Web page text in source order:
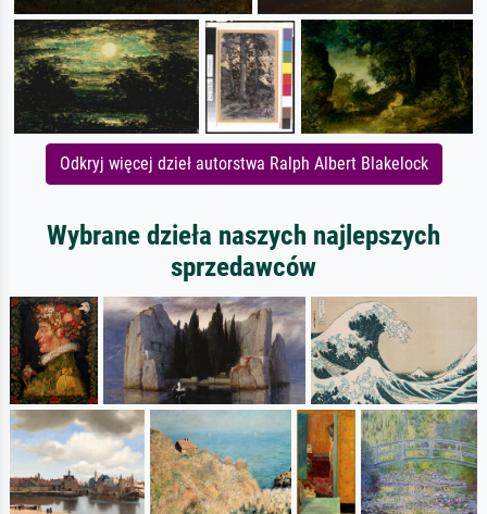
Odkryj więcej dzieł autorstwa Ralph Albert Blakelock
Wybrane dzieła naszych najlepszych
sprzedawców